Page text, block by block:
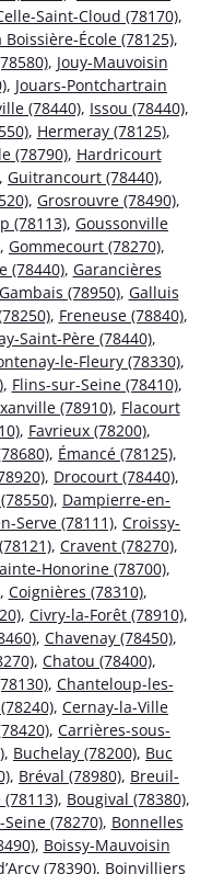
Saint-Cloud (78170),
Boissière-École (78125),
, Jouy-Mauvoisin
, Jouars-Pontchartrain
(78440), Issou (78440),
, Hermeray (78125),
(78790), Hardricourt
, Guitrancourt (78440),
, Grosrouvre (78490),
(78113), Goussonville
, Gommecourt (78270),
(78440), Garancières
Gambais (78950), Galluis
, Freneuse (78840),
Saint-Père (78440),
le-Fleury (78330),
, Flins-sur-Seine (78410),
(78910), Flacourt
, Favrieux (78200),
, Émancé (78125),
, Drocourt (78440),
, Dampierre-en-
Serve (78111), Croissy-
, Cravent (78270),
Honorine (78700),
, Coignières (78310),
, Civry-la-Forêt (78910),
, Chavenay (78450),
, Chatou (78400),
, Chanteloup-les-
, Cernay-la-Ville
, Carrières-sous-
, Buchelay (78200), Buc
, Bréval (78980), Breuil-
, Bougival (78380),
(78270), Bonnelles
, Boissy-Mauvoisin
(78390), Boinvilliers